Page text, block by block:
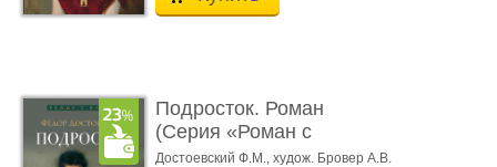
Подросток. Роман
(Серия «Роман с
книгой»)
Достоевский Ф.М., худож. Бровер А.В.